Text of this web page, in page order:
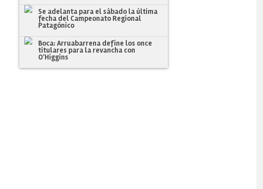
Se adelanta para el sábado la última
fecha del Campeonato Regional
Patagónico
Boca: Arruabarrena define los once
titulares para la revancha con
O'Higgins